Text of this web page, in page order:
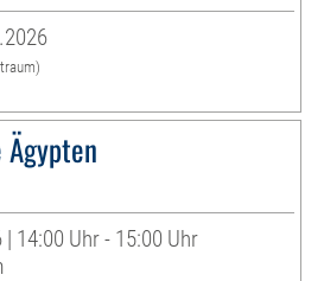
14:00 Uhr - 15:00 Uhr